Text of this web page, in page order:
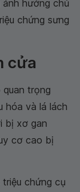
hưởng chủ
chứng sưng
cửa
trọng
hóa và lá lách
bị xơ gan
cơ cao bị
chứng cụ